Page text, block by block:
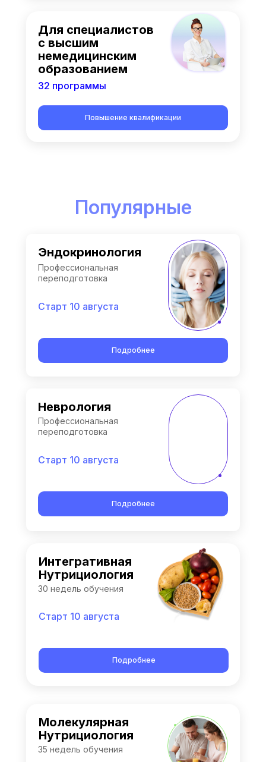
Для специалистов
с высшим
немедицинским
образованием
Повышение квалификации
32 программы
Популярные
курсы
Интегративная
Нутрициология
Старт 10 августа
Подробнее
30 недель обучения
Эндокринология
Старт 10 августа
Подробнее
Профессиональная
переподготовка
Неврология
Старт 10 августа
Подробнее
Профессиональная
переподготовка
Молекулярная
Нутрициология
35 недель обучения